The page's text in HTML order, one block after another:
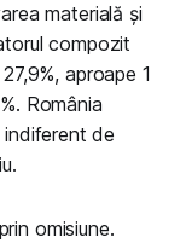
materială și
compozit
aproape 1
România
indiferent de
omisiune.